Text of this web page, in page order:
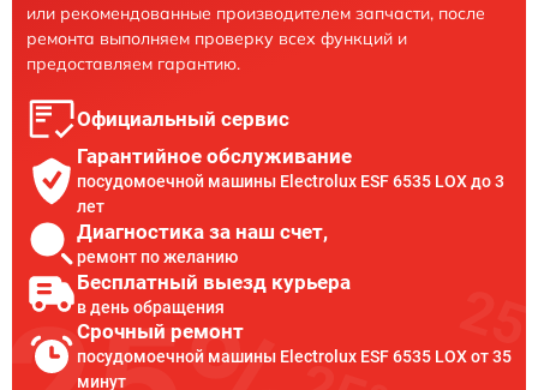
или рекомендованные производителем запчасти, после
ремонта выполняем проверку всех функций и
предоставляем гарантию.
Официальный сервис
Гарантийное обслуживание
посудомоечной машины Electrolux ESF 6535 LOX до 3
лет
Диагностика за наш счет,
ремонт по желанию
Бесплатный выезд курьера
в день обращения
Срочный ремонт
посудомоечной машины Electrolux ESF 6535 LOX от 35
минут